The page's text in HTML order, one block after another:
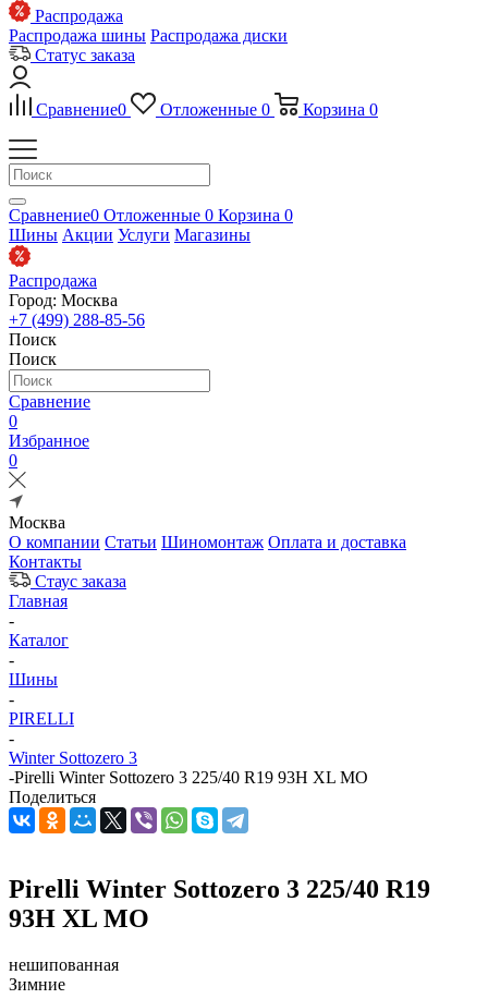
Распродажа
Распродажа шины Распродажа диски
Статус заказа
Сравнение0 Отложенные 0 Корзина 0
Сравнение0 Отложенные 0 Корзина 0
Шины Акции Услуги Магазины
Распродажа
Город: Москва
+7 (499) 288-85-56
Поиск
Поиск
Сравнение
0
Избранное
0
Москва
О компании Статьи Шиномонтаж Оплата и доставка
Контакты
Стаус заказа
Главная
-
Каталог
-
Шины
-
PIRELLI
-
Winter Sottozero 3
-Pirelli Winter Sottozero 3 225/40 R19 93H XL MO
Поделиться
Pirelli Winter Sottozero 3 225/40 R19
93H XL MO
нешипованная
Зимние